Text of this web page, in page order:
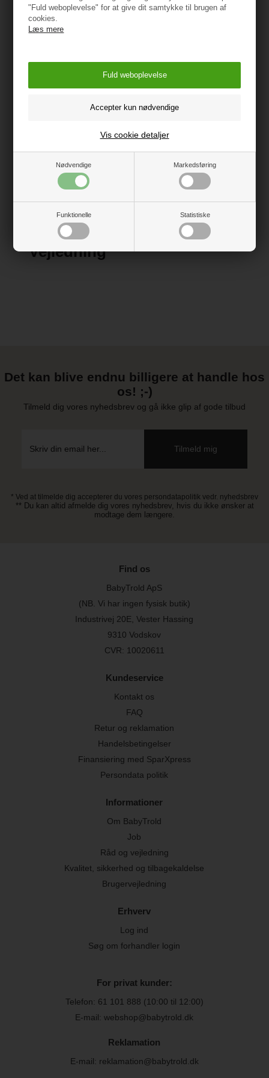
"Fuld weboplevelse" for at give dit samtykke til brugen af
cookies.
Læs mere
Nødvendige Markedsføring
Funktionelle Statistiske
Vis cookie detaljer
Mål: 90 x 36 x 4 cm.
Tests/godkendelser: Øko-Tex Standard 100
Vis alle specifikationer
Opbevar plastikemballage utilgængeligt for børn
Oprindelsesland: Kina
Importør:
BabyTrold Aps
Koldsmindevej 5
9240 Nibe
www.babytrold.dk
Vejledning
Det kan blive endnu billigere at handle hos
os! ;-)
Tilmeld dig vores nyhedsbrev og gå ikke glip af gode tilbud
* Ved at tilmelde dig accepterer du vores persondatapolitik vedr. nyhedsbrev
** Du kan altid afmelde dig vores nyhedsbrev, hvis du ikke ønsker at
modtage dem længere.
Find os
BabyTrold ApS
(NB. Vi har ingen fysisk butik)
Industrivej 20E, Vester Hassing
9310 Vodskov
CVR: 10020611
Kundeservice
Kontakt os
FAQ
Retur og reklamation
Handelsbetingelser
Finansiering med SparXpress
Persondata politik
Informationer
Om BabyTrold
Job
Råd og vejledning
Kvalitet, sikkerhed og tilbagekaldelse
Brugervejledning
Erhverv
Log ind
Søg om forhandler login
For privat kunder:
Telefon: 61 101 888 (10:00 til 12:00)
E-mail: webshop@babytrold.dk
Reklamation
E-mail: reklamation@babytrold.dk